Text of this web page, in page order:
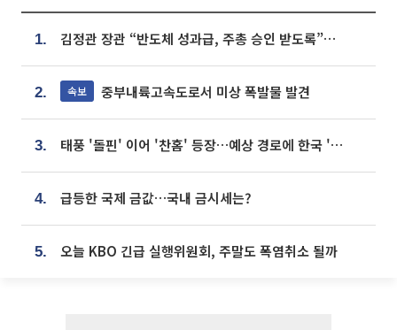
1. 김정관 장관 “반도체 성과급, 주총 승인 받도록”…상법·자본시장법 개정 시사
2. 속보 중부내륙고속도로서 미상 폭발물 발견
3. 태풍 '돌핀' 이어 '찬홈' 등장…예상 경로에 한국 '한숨'
4. 급등한 국제 금값…국내 금시세는?
5. 오늘 KBO 긴급 실행위원회, 주말도 폭염취소 될까